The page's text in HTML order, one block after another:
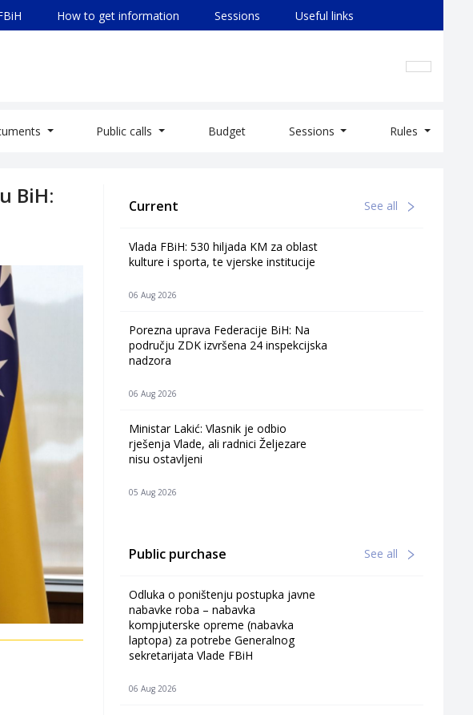
How to get information Sessions Useful links
Public calls Budget Sessions Rules
BiH:
Current See all
Vlada FBiH: 530 hiljada KM za oblast
kulture i sporta, te vjerske institucije
06 Aug 2026
Porezna uprava Federacije BiH: Na
području ZDK izvršena 24 inspekcijska
nadzora
06 Aug 2026
Ministar Lakić: Vlasnik je odbio
rješenja Vlade, ali radnici Željezare
nisu ostavljeni
05 Aug 2026
Public purchase See all
Odluka o poništenju postupka javne
nabavke roba – nabavka
kompjuterske opreme (nabavka
laptopa) za potrebe Generalnog
sekretarijata Vlade FBiH
06 Aug 2026